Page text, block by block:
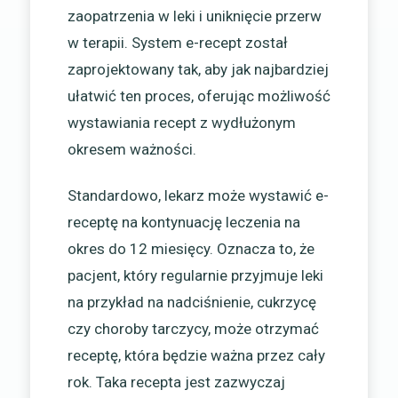
zaopatrzenia w leki i uniknięcie przerw
w terapii. System e-recept został
zaprojektowany tak, aby jak najbardziej
ułatwić ten proces, oferując możliwość
wystawiania recept z wydłużonym
okresem ważności.
Standardowo, lekarz może wystawić e-
receptę na kontynuację leczenia na
okres do 12 miesięcy. Oznacza to, że
pacjent, który regularnie przyjmuje leki
na przykład na nadciśnienie, cukrzycę
czy choroby tarczycy, może otrzymać
receptę, która będzie ważna przez cały
rok. Taka recepta jest zazwyczaj